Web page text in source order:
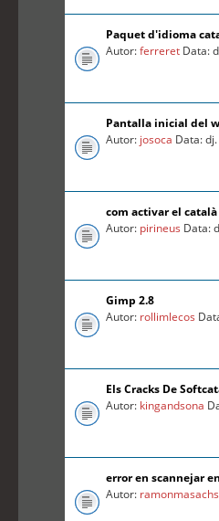
Paquet d'idioma
Autor:ferreret Data:
Pantalla inicial del
Autor: josoca Data:
com activar el
Autor: pirineus Data:
Gimp 2.8
Autor: rollimlecos
Els Cracks De
Autor: kingandsona
error en scannejar
Autor: ramonmasachs